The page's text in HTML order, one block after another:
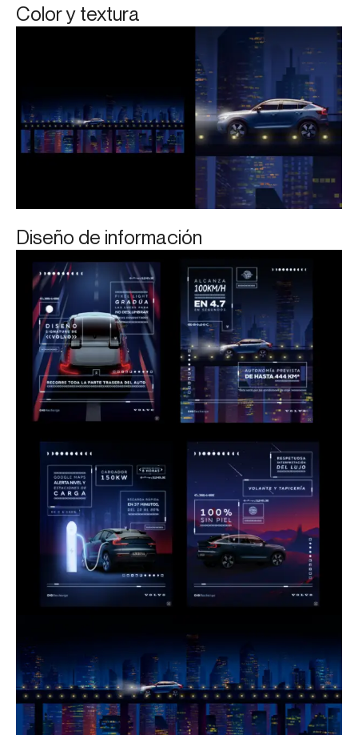
Color y textura
Diseño de información